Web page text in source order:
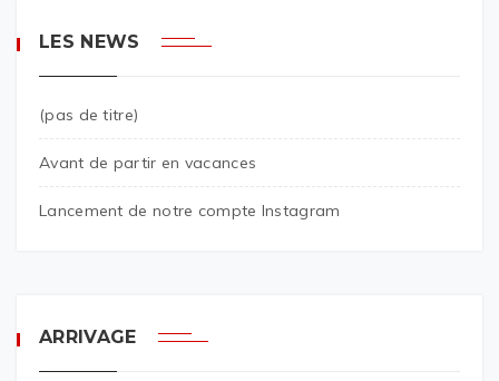
LES NEWS
(pas de titre)
Avant de partir en vacances
Lancement de notre compte Instagram
ARRIVAGE